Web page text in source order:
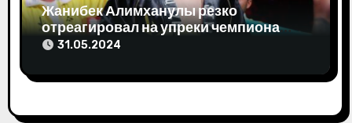
Жанибек Алимханулы резко
отреагировал на упреки чемпиона
мира
31.05.2024